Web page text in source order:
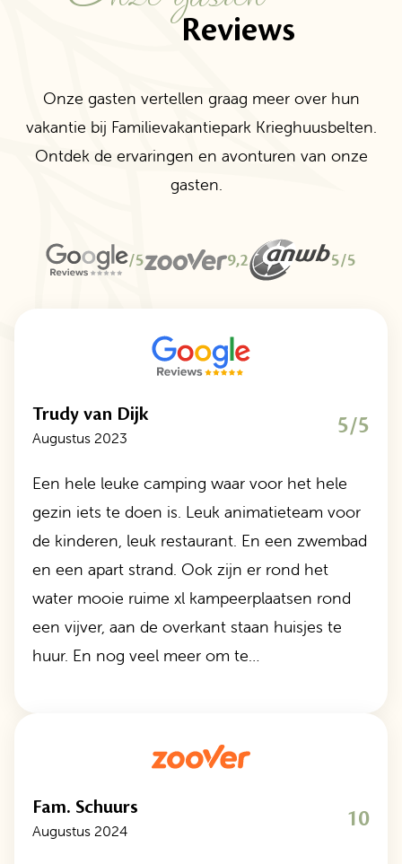
Reviews
Trudy van Dijk
Augustus 2023 5/5
Een hele leuke camping waar voor het hele
gezin iets te doen is. Leuk animatieteam voor
de kinderen, leuk restaurant. En een zwembad
en een apart strand. Ook zijn er rond het
water mooie ruime xl kampeerplaatsen rond
een vijver, aan de overkant staan huisjes te
huur. En nog veel meer om te…
Onze gasten vertellen graag meer over hun
vakantie bij Familievakantiepark Krieghuusbelten.
Ontdek de ervaringen en avonturen van onze
gasten.
/5 9,2 5/5
Fam. Schuurs
Augustus 2024 10